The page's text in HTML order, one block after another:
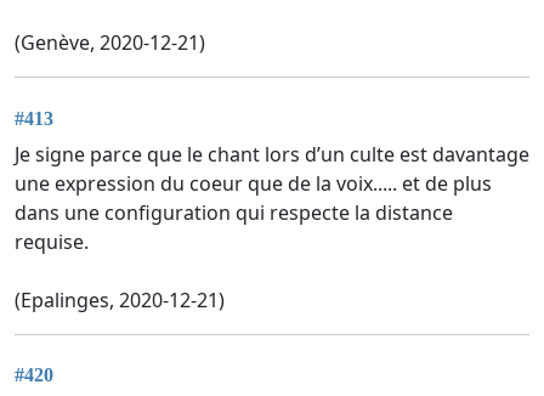
(Genève, 2020-12-21)
#413
Je signe parce que le chant lors d’un culte est davantage
une expression du coeur que de la voix..... et de plus
dans une configuration qui respecte la distance
requise.
(Epalinges, 2020-12-21)
#420